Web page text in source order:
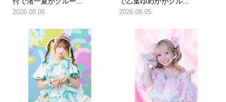
2026.08.06 2026.08.05